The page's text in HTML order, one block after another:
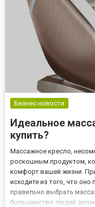
Бизнес новости
Идеальное
купить?
Массажное кресло,
роскошным продуктом,
комфорт вашей жизни.
исходите из того, что
правильно выбрать
большинство людей